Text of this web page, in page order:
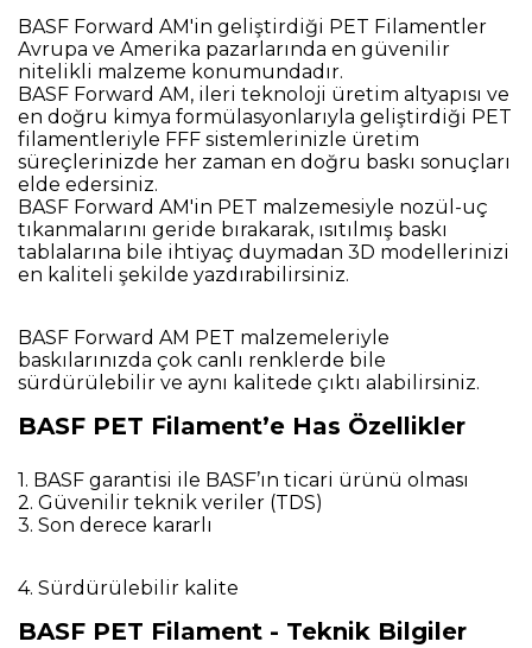
BASF Forward AM'in geliştirdiği PET Filamentler
Avrupa ve Amerika pazarlarında en güvenilir
nitelikli malzeme konumundadır.
BASF Forward AM, ileri teknoloji üretim altyapısı ve
en doğru kimya formülasyonlarıyla geliştirdiği PET
filamentleriyle FFF sistemlerinizle üretim
süreçlerinizde her zaman en doğru baskı sonuçları
elde edersiniz.
BASF Forward AM'in PET malzemesiyle nozül-uç
tıkanmalarını geride bırakarak, ısıtılmış baskı
tablalarına bile ihtiyaç duymadan 3D modellerinizi
en kaliteli şekilde yazdırabilirsiniz.
BASF Forward AM PET malzemeleriyle
baskılarınızda çok canlı renklerde bile
sürdürülebilir ve aynı kalitede çıktı alabilirsiniz.
BASF PET Filament’e Has Özellikler
1. BASF garantisi ile BASF’ın ticari ürünü olması
2. Güvenilir teknik veriler (TDS)
3. Son derece kararlı
4. Sürdürülebilir kalite
BASF PET Filament - Teknik Bilgiler